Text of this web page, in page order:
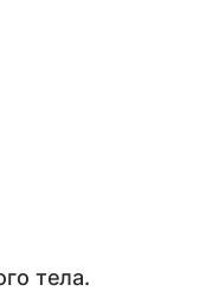
тела.